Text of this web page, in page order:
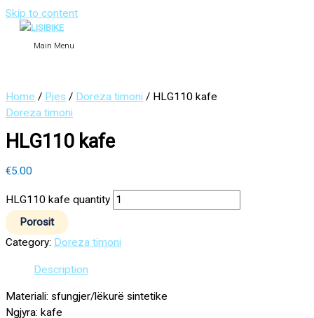
Skip to content
Main Menu
Home / Pjes / Doreza timoni / HLG110 kafe
Doreza timoni
HLG110 kafe
€5.00
HLG110 kafe quantity
Porosit
Category: Doreza timoni
Description
Materiali: sfungjer/lëkurë sintetike
Ngjyra: kafe